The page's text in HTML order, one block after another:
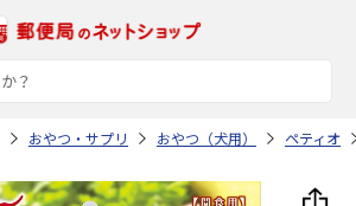
おやつ・サプリ おやつ（犬用） ペティオ